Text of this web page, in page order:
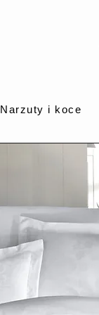
Narzuty i koce